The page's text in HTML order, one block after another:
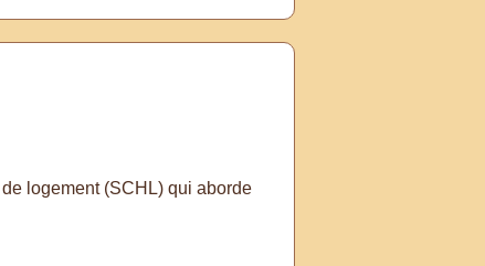
logement (SCHL) qui aborde